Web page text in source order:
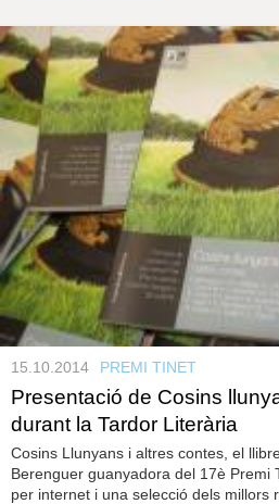
15.10.2014 PREMI TINET
Presentació de Cosins
durant la Tardor Literària
Cosins Llunyans i altres contes, el
Berenguer guanyadora del 17è Premi
per internet i una selecció dels millors
P
à
g
i
n
e
s